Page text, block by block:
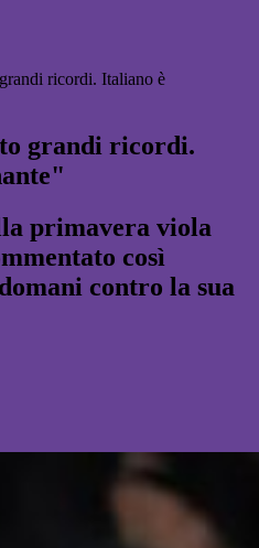
ricordi. Italiano è
grandi ricordi.
primavera viola
così
contro la sua